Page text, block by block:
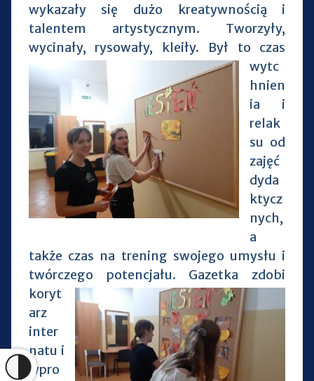
wykazały się dużo kreatywnością i
talentem artystycznym. Tworzyły,
wycinały, rysowały, kleiły. Był to czas
wytc
hnien
ia i
relak
su od
zajęć
dyda
ktycz
nych,
a
także czas na trening swojego umysłu i
twórczego potencjału. Gazetka zdobi
koryt
arz
inter
natu i
wpro